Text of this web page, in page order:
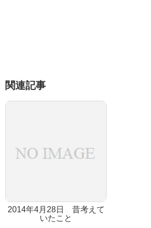
関連記事
2014年4月28日 昔考えて
いたこと